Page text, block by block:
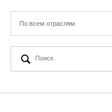
Услуги
Новая реальность
По всем отраслям